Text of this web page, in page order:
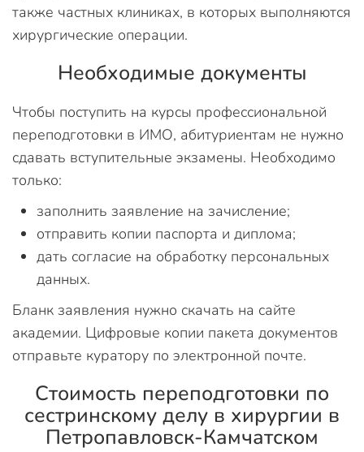
также частных клиниках, в которых выполняются
хирургические операции.
Необходимые документы
Чтобы поступить на курсы профессиональной
переподготовки в ИМО, абитуриентам не нужно
сдавать вступительные экзамены. Необходимо
только:
заполнить заявление на зачисление;
отправить копии паспорта и диплома;
дать согласие на обработку персональных
данных.
Бланк заявления нужно скачать на сайте
академии. Цифровые копии пакета документов
отправьте куратору по электронной почте.
Стоимость переподготовки по
сестринскому делу в хирургии в
Петропавловск-Камчатском